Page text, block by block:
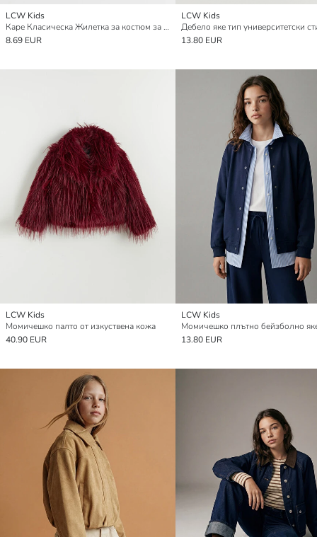
LCW Kids
Каре Класическа Жилетка за костюм за момичета
8.69 EUR
LCW Kids
13.80 EUR
LCW Kids
Момичешко палто от изкуствена кожа
40.90 EUR
LCW Kids
Момичешко плътно бейзболно
13.80 EUR